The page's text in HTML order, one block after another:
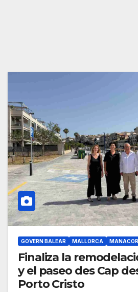
GOVERN BALEAR MALLORCA MANACOR
Finaliza la
y el paseo des Cap
Porto Cristo